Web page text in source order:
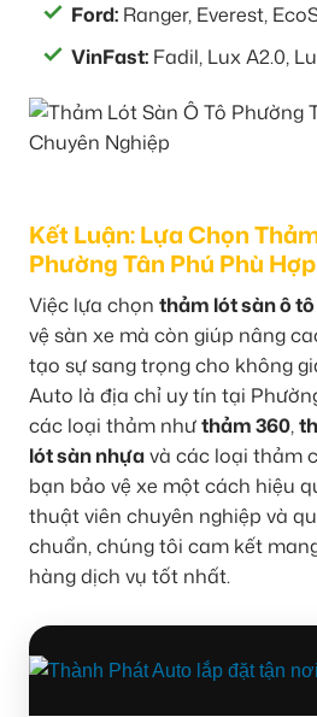
Ford: Ranger, Everest,
VinFast: Fadil, Lux A2.0,
Kết Luận: Lựa Chọn
Phường Tân Phú Phù
Việc lựa chọn thảm lót sàn ô tô
vệ sàn xe mà còn giúp nâng
tạo sự sang trọng cho không
Auto là địa chỉ uy tín tại
các loại thảm nhưthảm 360,
lót sàn nhựavà các loại thảm
bạn bảo vệ xe một cách hiệu
thuật viên chuyên nghiệp và
chuẩn, chúng tôi cam kết
hàng dịch vụ tốt nhất.